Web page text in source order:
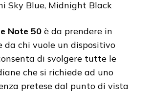
Sky Blue, Midnight Black
Note 50 è da prendere in
da chi vuole un dispositivo
di svolgere tutte le
che si richiede ad uno
pretese dal punto di vista